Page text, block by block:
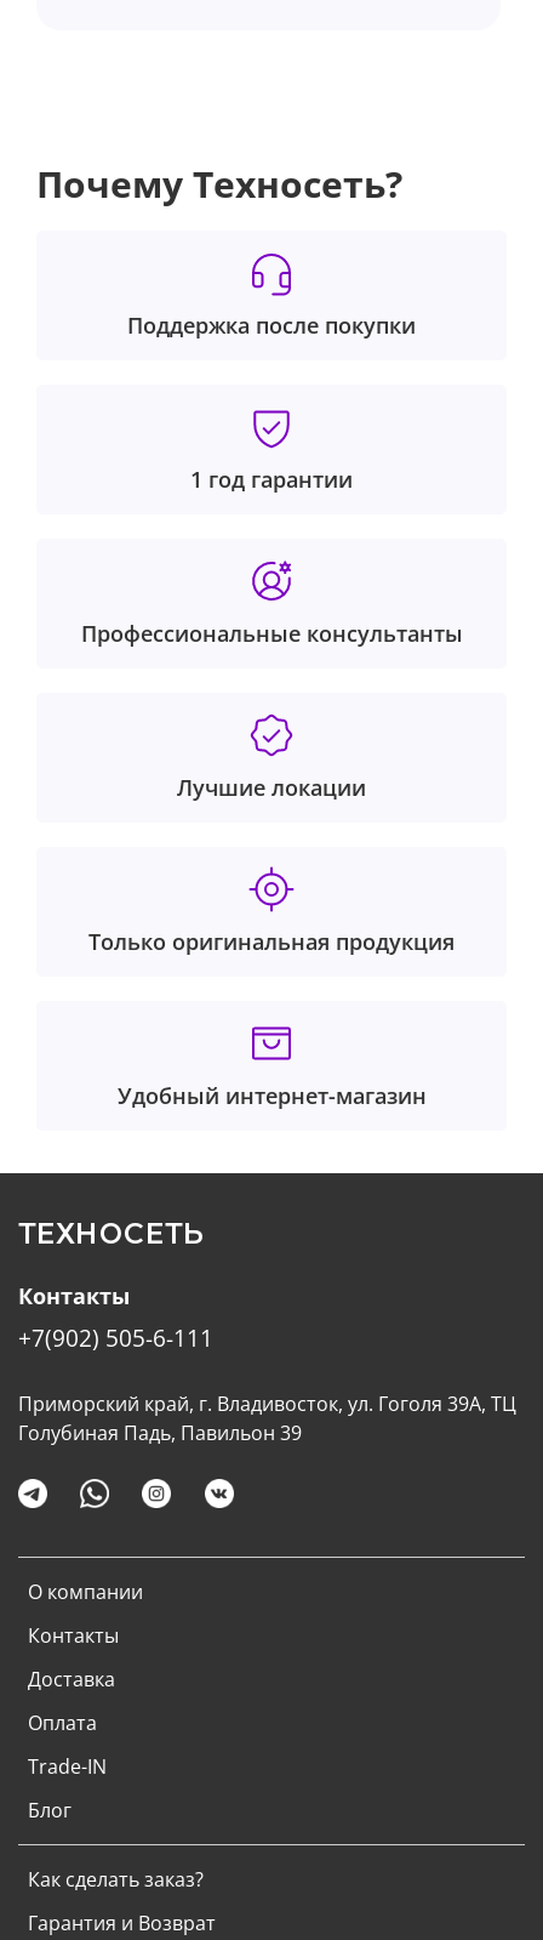
Почему Техносеть?
Поддержка после покупки
1 год гарантии
Профессиональные консультанты
Лучшие локации
Только оригинальная продукция
Удобный интернет-магазин
ТЕХНОСЕТЬ
О компании
Контакты
Доставка
Оплата
Trade-IN
Блог
Как сделать заказ?
Гарантия и Возврат
Контакты
+7(902) 505-6-111
Приморский край, г. Владивосток, ул. Гоголя 39А, ТЦ
Голубиная Падь, Павильон 39